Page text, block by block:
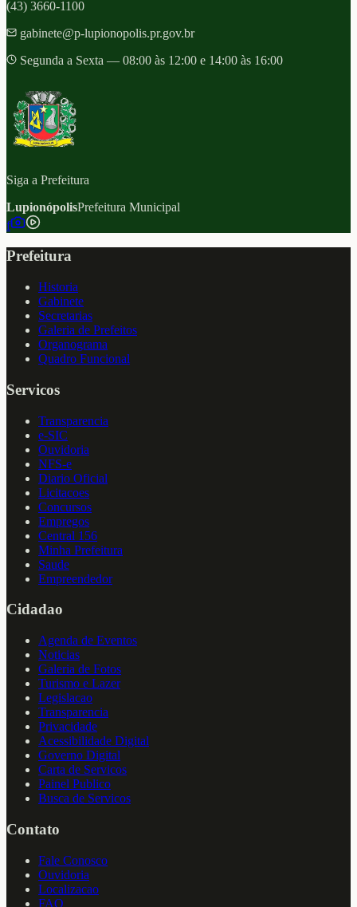
(43) 3660-1100
gabinete@p-lupionopolis.pr.gov.br
Segunda a Sexta — 08:00 às 12:00 e 14:00 às 16:00
Siga a Prefeitura
LupionópolisPrefeitura Municipal
f
Prefeitura
Historia
Gabinete
Secretarias
Galeria de Prefeitos
Organograma
Quadro Funcional
Servicos
Transparencia
e-SIC
Ouvidoria
NFS-e
Diario Oficial
Licitacoes
Concursos
Empregos
Central 156
Minha Prefeitura
Saude
Empreendedor
Cidadao
Agenda de Eventos
Noticias
Galeria de Fotos
Turismo e Lazer
Legislacao
Transparencia
Privacidade
Acessibilidade Digital
Governo Digital
Carta de Servicos
Painel Publico
Busca de Servicos
Contato
Fale Conosco
Ouvidoria
Localizacao
FAQ